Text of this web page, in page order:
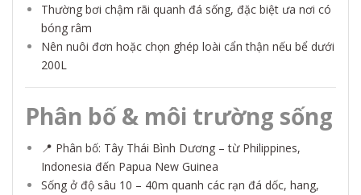
Thường bơi chậm rãi quanh đá sống, đặc biệt ưa nơi có
bóng râm
Nên nuôi đơn hoặc chọn ghép loài cẩn thận nếu bể dưới
200L
Phân bố & môi trường sống
📍 Phân bố: Tây Thái Bình Dương – từ Philippines,
Indonesia đến Papua New Guinea
Sống ở độ sâu 10 – 40m quanh các rạn đá dốc, hang,